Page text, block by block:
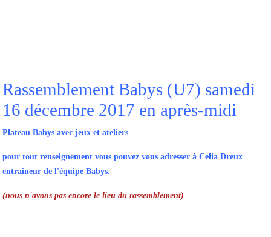
Rassemblement Babys (U7) samedi
16 décembre 2017 en après-midi
Plateau Babys avec jeux et ateliers
pour tout renseignement vous pouvez vous adresser à Celia Dreux
entraineur de l'équipe Babys.
(nous n'avons pas encore le lieu du rassemblement)